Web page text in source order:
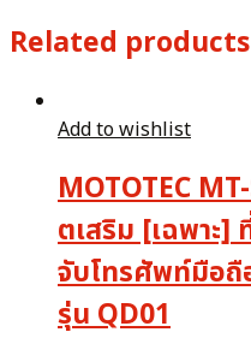
Related products
Add to wishlist
MOTOTEC
ตเสริม [เฉพาะ
จับโทรศัพท์มือ
รุ่น QD01